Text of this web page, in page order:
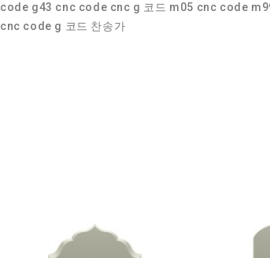
code g43 cnc code cnc g 코드 m05 cnc code
cnc code g 코드 찬송가